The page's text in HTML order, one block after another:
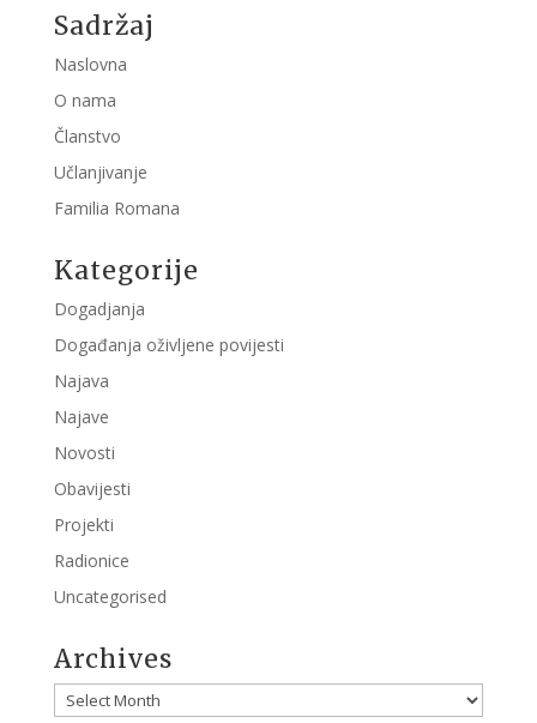
Sadržaj
Naslovna
O nama
Članstvo
Učlanjivanje
Familia Romana
Kategorije
Dogadjanja
Događanja oživljene povijesti
Najava
Najave
Novosti
Obavijesti
Projekti
Radionice
Uncategorised
Archives
Archives